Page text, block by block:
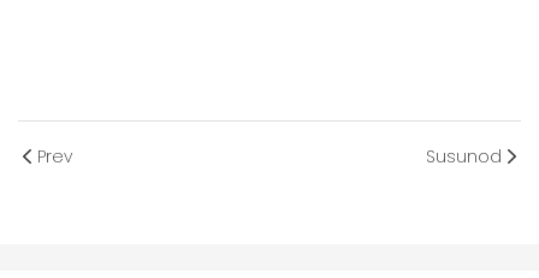
Prev Susunod